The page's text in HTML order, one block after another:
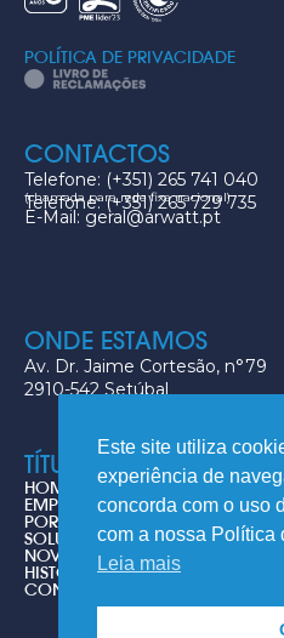
POLÍTICA DE PRIVACIDADE
CONTACTOS
Telefone: (+351) 265 741 040
Telefone: (+351) 265 729 735
(chamada para rede fixa nacional)
E-Mail: geral@arwatt.pt
ONDE ESTAMOS
Av. Dr. Jaime Cortesão, n°79
2910-542 Setúbal
TÍTULOS
HOME
EMPRESA
PORTFOLIO
SOLUÇÕES
NOVIDADES
HISTÓRIA DO AR
CONTACTOS
Este site utiliza
experiência de
concorda com o uso
com a nossa Política
Leia mais